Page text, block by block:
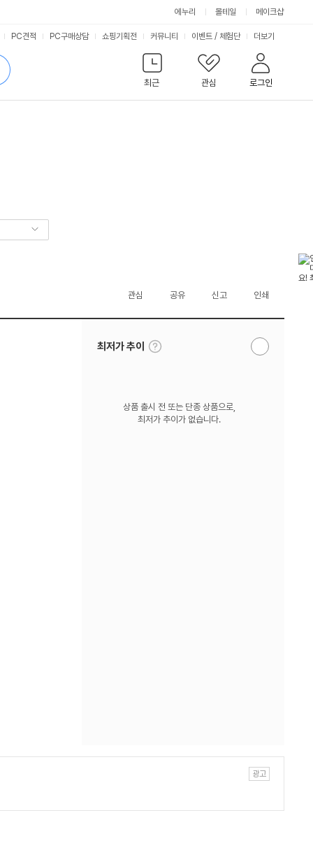
에누리 몰테일 메이크샵
최근
관심 로그인
PC견적 PC구매상담 쇼핑기획전 커뮤니티 이벤트 / 체험단 서
비
스
더보기
관심 공유 신고 인쇄
최저가 추이
툴
팁
알
상품 출시 전 또는 단종 상품으로,
최저가 추이가 없습니다.